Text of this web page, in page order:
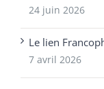
24 juin 2026
Le lien
7 avril 2026